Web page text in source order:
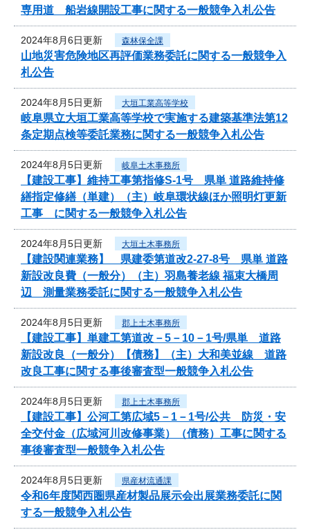
専用道 船岩線開設工事に関する一般競争入札公告
2024年8月6日更新 森林保全課
山地災害危険地区再評価業務委託に関する一般競争入
札公告
2024年8月5日更新 大垣工業高等学校
岐阜県立大垣工業高等学校で実施する建築基準法第12
条定期点検等委託業務に関する一般競争入札公告
2024年8月5日更新 岐阜土木事務所
【建設工事】維持工事第指修S-1号 県単 道路維持修
繕指定修繕（単建）（主）岐阜環状線ほか照明灯更新
工事 に関する一般競争入札公告
2024年8月5日更新 大垣土木事務所
【建設関連業務】 県建委第道改2-27-8号 県単 道路
新設改良費（一般分）（主）羽島養老線 福束大橋周
辺 測量業務委託に関する一般競争入札公告
2024年8月5日更新 郡上土木事務所
【建設工事】単建工第道改－5－10－1号/県単 道路
新設改良（一般分）【債務】（主）大和美並線 道路
改良工事に関する事後審査型一般競争入札公告
2024年8月5日更新 郡上土木事務所
【建設工事】公河工第広域5－1－1号/公共 防災・安
全交付金（広域河川改修事業）（債務）工事に関する
事後審査型一般競争入札公告
2024年8月5日更新 県産材流通課
令和6年度関西圏県産材製品展示会出展業務委託に関
する一般競争入札公告